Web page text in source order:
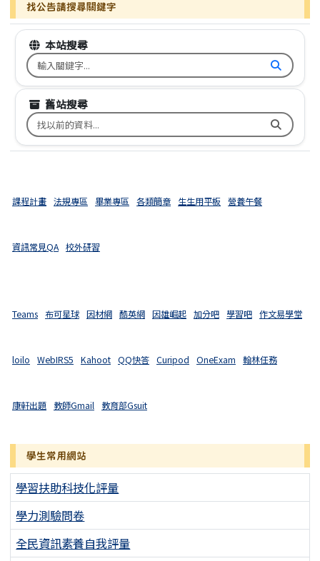
找公告請搜尋關鍵字
本站搜尋
搜尋台南市文元國小全球資訊網關鍵字
舊站搜尋
搜尋台南市文元國小舊校網關鍵字
課程計畫 法規專區 畢業專區 各類簡章 生生用平板 營養午餐
資訊常見QA 校外研習
Teams 布可星球 因材網 酷英網 因雄崛起 加分吧 學習吧 作文易學堂
loilo WebIRS5 Kahoot QQ快答 Curipod OneExam 翰林任務
康軒出題 教師Gmail 教育部Gsuit
學生常用網站
學習扶助科技化評量
學力測驗問卷
全民資訊素養自我評量